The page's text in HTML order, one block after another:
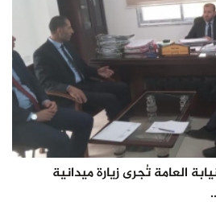
العامة تُجرى زيارة ميدانية